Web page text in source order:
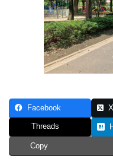
Facebook X
Threads
Copy